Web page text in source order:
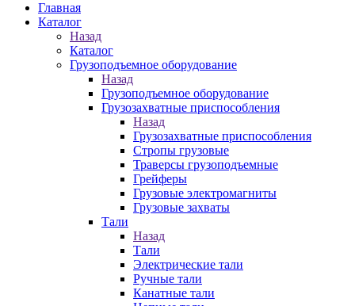
Главная
Каталог
Назад
Каталог
Грузоподъемное оборудование
Назад
Грузоподъемное оборудование
Грузозахватные приспособления
Назад
Грузозахватные приспособления
Стропы грузовые
Траверсы грузоподъемные
Грейферы
Грузовые электромагниты
Грузовые захваты
Тали
Назад
Тали
Электрические тали
Ручные тали
Канатные тали